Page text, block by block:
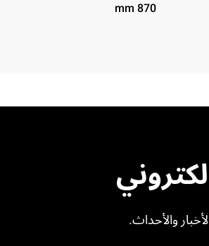
870 mm
والأحداث.